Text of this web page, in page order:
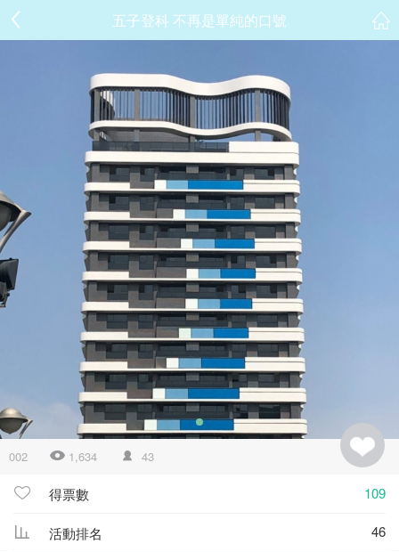
五子登科 不再是單純的口號
002 1,634 43
得票數 109
活動排名 46